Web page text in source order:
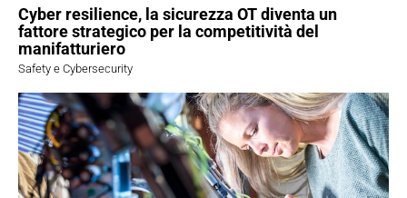
Cyber resilience, la sicurezza OT diventa un
fattore strategico per la competitività del
manifatturiero
Safety e Cybersecurity